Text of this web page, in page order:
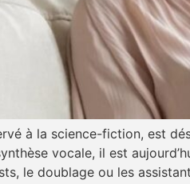
à la science-fiction, est
vocale, il est
le doublage ou les